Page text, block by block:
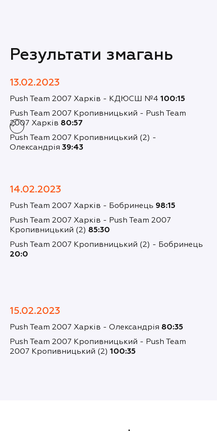
Результати змагань
13.02.2023
Push Team 2007 Харків - КДЮСШ №4 100:15
Push Team 2007 Кропивницький - Push Team
2007 Харків 80:57
Push Team 2007 Кропивницький (2) -
Олександрія 39:43
14.02.2023
Push Team 2007 Харків - Бобринець 98:15
Push Team 2007 Харків - Push Team 2007
Кропивницький (2) 85:30
Push Team 2007 Кропивницький (2) - Бобринець
20:0
15.02.2023
Push Team 2007 Харків - Олександрія 80:35
Push Team 2007 Кропивницький - Push Team
2007 Кропивницький (2) 100:35